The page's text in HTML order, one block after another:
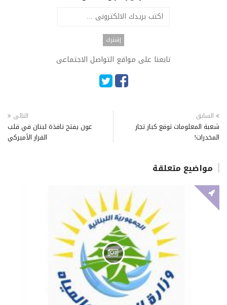
تابعنا على مواقع التواصل الاجتماعى
السابق
شعبة المعلومات توقع كبار تجار
المخدرات!
التالى
عون يفتح نافذة لبنان في قلب
القرار الأميركي
مواضيع متعلقة